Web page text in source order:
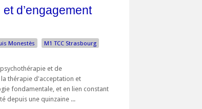
d’engagement
Monestès
M1 TCC Strasbourg
et de
thérapie d'acceptation et
fondamentale, et en lien constant
depuis une quinzaine ...